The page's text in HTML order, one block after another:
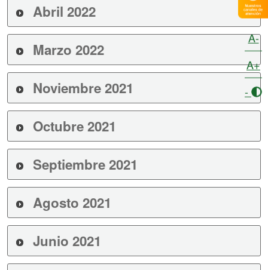
Abril 2022
Marzo 2022
Noviembre 2021
Octubre 2021
Septiembre 2021
Agosto 2021
Junio 2021
A-
A+
-